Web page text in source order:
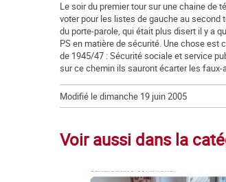
Le soir du premier tour sur une chaine de
voter pour les listes de gauche au second
du porte-parole, qui était plus disert il y a
PS en matière de sécurité. Une chose est
de 1945/47 : Sécurité sociale et service
sur ce chemin ils sauront écarter les faux-
Modifié le dimanche 19 juin 2005
Voir aussi dans la